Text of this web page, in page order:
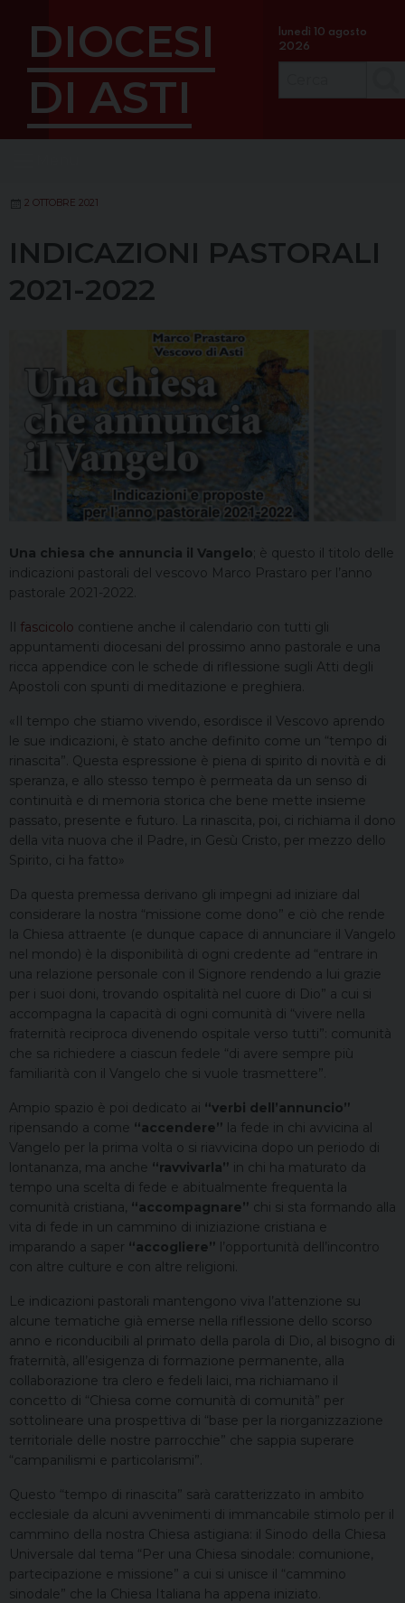
c
lunedì 10 agosto
2026
DIOCESI
DI ASTI
2 OTTOBRE 2021
INDICAZIONI PASTORALI
2021-2022
Una chiesa che annuncia il Vangelo; è questo il titolo delle
indicazioni pastorali del vescovo Marco Prastaro per l’anno
pastorale 2021-2022.
Il fascicolo contiene anche il calendario con tutti gli
appuntamenti diocesani del prossimo anno pastorale e una
ricca appendice con le schede di riflessione sugli Atti degli
Apostoli con spunti di meditazione e preghiera.
«Il tempo che stiamo vivendo, esordisce il Vescovo aprendo
le sue indicazioni, è stato anche definito come un “tempo di
rinascita”. Questa espressione è piena di spirito di novità e di
speranza, e allo stesso tempo è permeata da un senso di
continuità e di memoria storica che bene mette insieme
passato, presente e futuro. La rinascita, poi, ci richiama il dono
della vita nuova che il Padre, in Gesù Cristo, per mezzo dello
Spirito, ci ha fatto»
Da questa premessa derivano gli impegni ad iniziare dal
considerare la nostra “missione come dono” e ciò che rende
la Chiesa attraente (e dunque capace di annunciare il Vangelo
nel mondo) è la disponibilità di ogni credente ad “entrare in
una relazione personale con il Signore rendendo a lui grazie
per i suoi doni, trovando ospitalità nel cuore di Dio” a cui si
accompagna la capacità di ogni comunità di “vivere nella
fraternità reciproca divenendo ospitale verso tutti”: comunità
che sa richiedere a ciascun fedele “di avere sempre più
familiarità con il Vangelo che si vuole trasmettere”.
Ampio spazio è poi dedicato ai “verbi dell’annuncio”
ripensando a come “accendere” la fede in chi avvicina al
Vangelo per la prima volta o si riavvicina dopo un periodo di
lontananza, ma anche “ravvivarla” in chi ha maturato da
tempo una scelta di fede e abitualmente frequenta la
comunità cristiana, “accompagnare” chi si sta formando alla
vita di fede in un cammino di iniziazione cristiana e
imparando a saper “accogliere” l’opportunità dell’incontro
con altre culture e con altre religioni.
Le indicazioni pastorali mantengono viva l’attenzione su
alcune tematiche già emerse nella riflessione dello scorso
anno e riconducibili al primato della parola di Dio, al bisogno di
fraternità, all’esigenza di formazione permanente, alla
collaborazione tra clero e fedeli laici, ma richiamano il
concetto di “Chiesa come comunità di comunità” per
sottolineare una prospettiva di “base per la riorganizzazione
territoriale delle nostre parrocchie” che sappia superare
“campanilismi e particolarismi”.
Questo “tempo di rinascita” sarà caratterizzato in ambito
ecclesiale da alcuni avvenimenti di immancabile stimolo per il
cammino della nostra Chiesa astigiana: il Sinodo della Chiesa
Universale dal tema “Per una Chiesa sinodale: comunione,
partecipazione e missione” a cui si unisce il “cammino
sinodale” che la Chiesa Italiana ha appena iniziato.